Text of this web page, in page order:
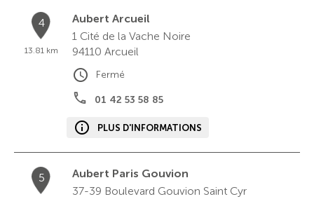
4
13.81 km
Aubert Arcueil
1 Cité de la Vache Noire
94110 Arcueil
01 42 53 58 85
Fermé
PLUS D'INFORMATIONS
5
Aubert Paris Gouvion
37-39 Boulevard Gouvion Saint Cyr